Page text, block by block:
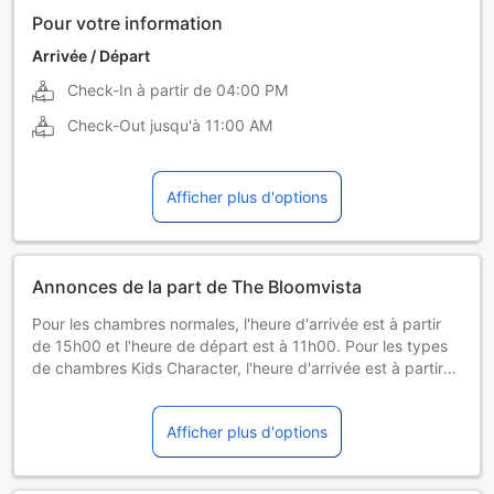
Pour votre information
Arrivée / Départ
Check-In à partir de 04:00 PM
Check-Out jusqu'à 11:00 AM
Afficher plus d'options
Annonces de la part de The Bloomvista
Pour les chambres normales, l'heure d'arrivée est à partir
de 15h00 et l'heure de départ est à 11h00. Pour les types
de chambres Kids Character, l'heure d'arrivée est à partir
contenu a été traduit automatiquement)
1. Avis d’indisponibilité temporaire des installations
Pour des raisons opérationnelles internes, les installations
suivantes seront temporairement indisponibles pendant la
Afficher plus d'options